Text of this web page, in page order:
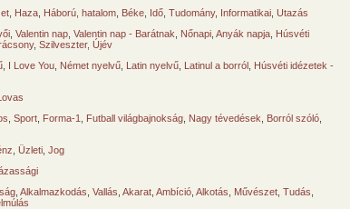
Haza Háború, hatalom Béke Idő Tudomány, Informatikai Utazás
Valentin nap Valentin nap - Barátnak Nőnapi Anyák napja Húsvéti
, Szilveszter, Újév
I Love You Német nyelvű Latin nyelvű Latinul a borról Húsvéti idézetek -
Sport Forma-1 Futball világbajnokság Nagy tévedések Borról szóló
Üzleti Jog
Alkalmazkodás Vallás Akarat Ambíció Alkotás Művészet Tudás